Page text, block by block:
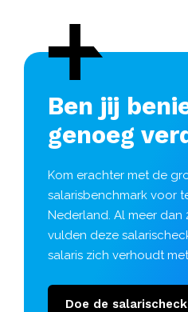
Ben jij
genoeg
Kom erachter met de
salarisbenchmark voor
Nederland. Al meer dan
vulden deze
salaris zich verhoudt
Doe de salarischeck